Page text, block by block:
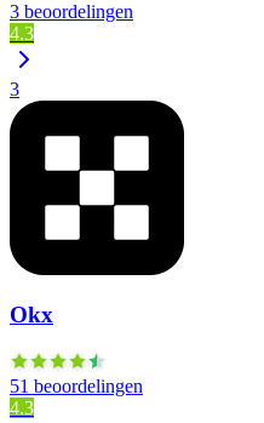
3 beoordelingen
4.3
3
Okx
51 beoordelingen
4.3